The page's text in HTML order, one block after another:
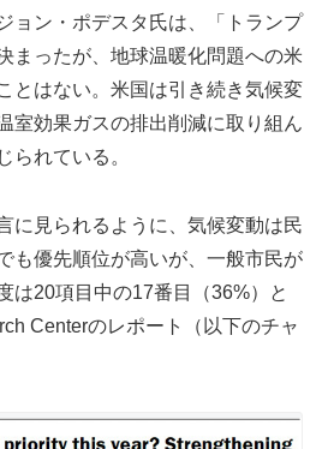
ョン・ポデスタ氏は、「トランプ
まったが、地球温暖化問題への米
とはない。米国は引き続き気候変
室効果ガスの排出削減に取り組ん
られている。
に見られるように、気候変動は民
も優先順位が高いが、一般市民が
は20項目中の17番目（36%）と
Centerのレポート（以下のチャ